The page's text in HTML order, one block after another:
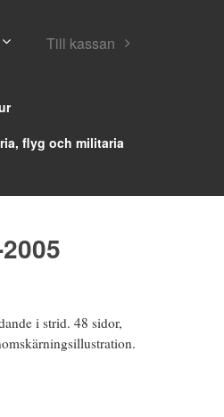
Till kassan
flyg och militaria
i strid. 48 sidor,